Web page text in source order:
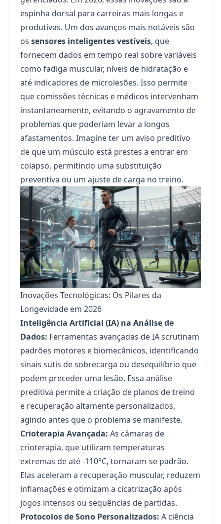
espinha dorsal para carreiras mais longas e
produtivas. Um dos avanços mais notáveis são
os sensores inteligentes vestíveis, que
fornecem dados em tempo real sobre variáveis
como fadiga muscular, níveis de hidratação e
até indicadores de microlesões. Isso permite
que comissões técnicas e médicos intervenham
instantaneamente, evitando o agravamento de
problemas que poderiam levar a longos
afastamentos. Imagine ter um aviso preditivo
de que um músculo está prestes a entrar em
colapso, permitindo uma substituição
preventiva ou um ajuste de carga no treino.
Inovações Tecnológicas: Os Pilares da
Longevidade em 2026
Inteligência Artificial (IA) na Análise de
Dados: Ferramentas avançadas de IA scrutinam
padrões motores e biomecânicos, identificando
sinais sutis de sobrecarga ou desequilíbrio que
podem preceder uma lesão. Essa análise
preditiva permite a criação de planos de treino
e recuperação altamente personalizados,
agindo antes que o problema se manifeste.
Crioterapia Avançada: As câmaras de
crioterapia, que utilizam temperaturas
extremas de até -110°C, tornaram-se padrão.
Elas aceleram a recuperação muscular, reduzem
inflamações e otimizam a cicatrização após
jogos intensos ou sequências de partidas.
Protocolos de Sono Personalizados: A ciência